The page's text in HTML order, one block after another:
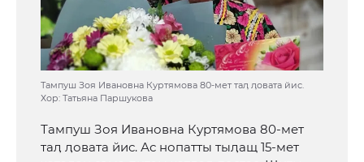
Тампуш Зоя Ивановна Куртямова 80-мет таӆ ӆовата йис.
Хор: Татьяна Паршукова
Тампуш Зоя Ивановна Куртямова 80-мет
таӆ ӆовата йис. Ас нопатты тыӆащ 15-мет